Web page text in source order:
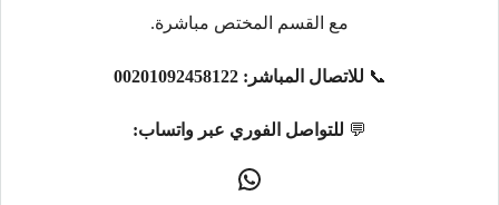
مع القسم المختص مباشرة.
📞 للاتصال المباشر: 00201092458122
💬 للتواصل الفوري عبر واتساب: